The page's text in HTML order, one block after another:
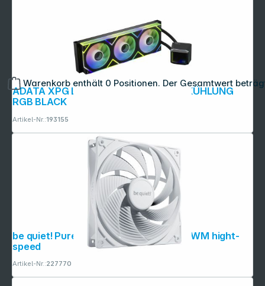
Warenkorb enthält 0 Positionen. Der Gesamtwert
ADATA XPG LEVANTE II 360 WASSERKÜHLUNG
RGB BLACK
Artikel-Nr.:193155
be quiet! Pure Wings 3 White 140mm PWM hight-
speed
Artikel-Nr.:227770